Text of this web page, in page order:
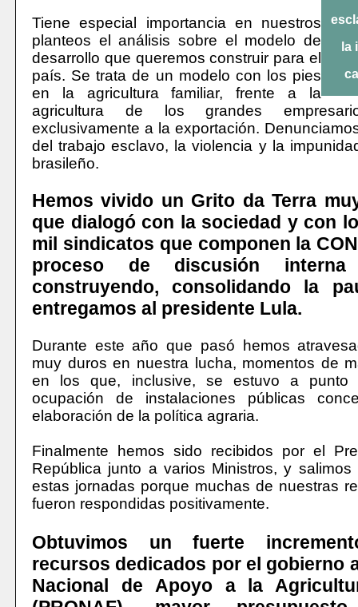
la
Tiene especial importancia en nuestros
planteos el análisis sobre el modelo de
desarrollo que queremos construir para el
país. Se trata de un modelo con los pies
en la agricultura familiar, frente a la
agricultura de los grandes
exclusivamente a la exportación.
del trabajo esclavo, la violencia y la
brasileño.
Hemos vivido un Grito da Terra
que dialogó con la sociedad y con
mil sindicatos que componen la
proceso de discusión
construyendo, consolidando la
entregamos al presidente Lula.
Durante este año que pasó hemos
muy duros en nuestra lucha, momentos de
en los que, inclusive, se estuvo a punto
ocupación de instalaciones públicas
elaboración de la política agraria.
Finalmente hemos sido recibidos por el
República junto a varios Ministros, y salimos
estas jornadas porque muchas de nuestras
fueron respondidas positivamente.
Obtuvimos un fuerte
recursos dedicados por el gobierno
Nacional de Apoyo a la